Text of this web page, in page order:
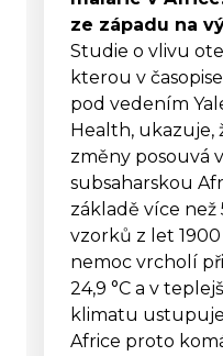
ze západu na
Studie o vlivu
kterou v
pod vedením
Health, ukazuje,
změny posouvá
subsaharskou
základě více
vzorků z let 1900
nemoc vrcholí
24,9 °C a v
klimatu
Africe proto